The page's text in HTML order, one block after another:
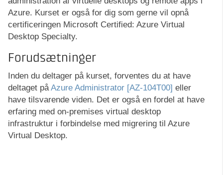
Azure. Kurset er også for dig som gerne vil opnå
certificeringen Microsoft Certified: Azure Virtual
Desktop Specialty.
Forudsætninger
Inden du deltager på kurset, forventes du at have
deltaget på Azure Administrator [AZ-104T00] eller
have tilsvarende viden. Det er også en fordel at have
erfaring med on-premises virtual desktop
infrastruktur i forbindelse med migrering til Azure
Virtual Desktop.